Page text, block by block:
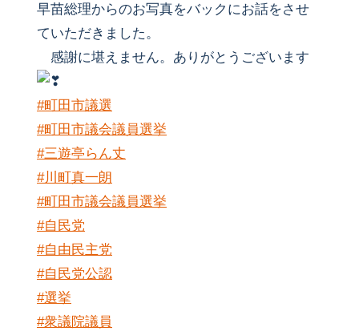
早苗総理からのお写真をバックにお話をさせ
ていただきました。
感謝に堪えません。ありがとうございます
#町田市議選
#町田市議会議員選挙
#三遊亭らん丈
#川町真一朗
#町田市議会議員選挙
#自民党
#自由民主党
#自民党公認
#選挙
#衆議院議員